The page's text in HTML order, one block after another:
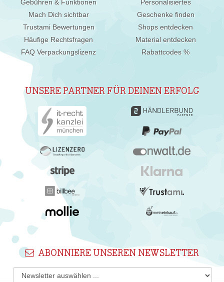
Gebühren & Funktionen
Mach Dich sichtbar
Trustami Bewertungen
Häufige Rechtsfragen
FAQ Verpackungslizenz
Personalisiertes
Geschenke finden
Shops entdecken
Material entdecken
Rabattcodes %
UNSERE PARTNER FÜR DEINEN ERFOLG
ABONNIERE UNSEREN NEWSLETTER